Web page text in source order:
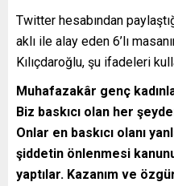
Twitter hesabından
aklı ile alay eden 6’lı
Kılıçdaroğlu, şu ifadeleri
Muhafazakâr genç
Biz baskıcı olan her
Onlar en baskıcı olanı
şiddetin önlenmesi
yaptılar. Kazanım ve